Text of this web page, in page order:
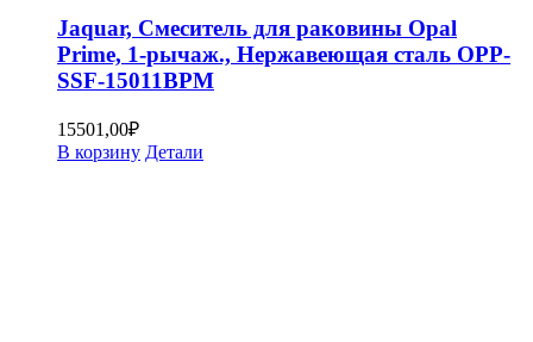
Jaquar, Смеситель для раковины Opal
Prime, 1-рычаж., Нержавеющая сталь OPP-
SSF-15011BPM
15501,00₽
В корзину Детали